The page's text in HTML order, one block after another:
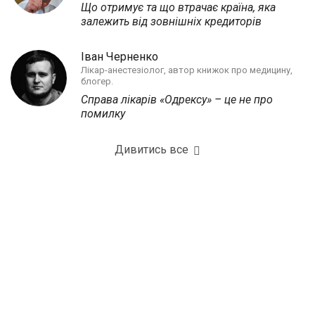
Що отримує та що втрачає країна, яка
залежить від зовнішніх кредиторів
Іван Черненко
Лікар-анестезіолог, автор книжок про медицину,
блогер.
Справа лікарів «Одрексу» – це не про
помилку
Дивитись все